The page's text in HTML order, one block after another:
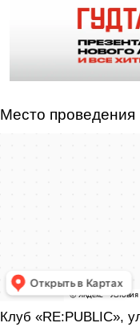
Место проведения
Клуб «RE:PUBLIC»,